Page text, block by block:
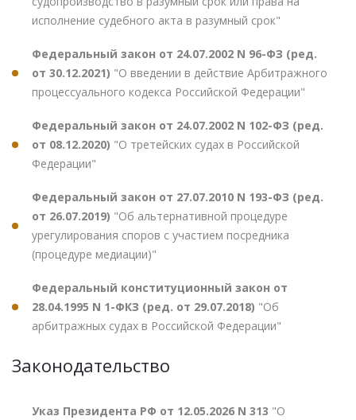
исполнение судебного акта в разумный срок"
Федеральный закон от 24.07.2002 N 96-ФЗ (ред.
от 30.12.2021) "О введении в действие Арбитражного
процессуального кодекса Российской Федерации"
Федеральный закон от 24.07.2002 N 102-ФЗ (ред.
от 08.12.2020) "О третейских судах в Российской
Федерации"
Федеральный закон от 27.07.2010 N 193-ФЗ (ред.
от 26.07.2019) "Об альтернативной процедуре
урегулирования споров с участием посредника
(процедуре медиации)"
Федеральный конституционный закон от
28.04.1995 N 1-ФКЗ (ред. от 29.07.2018) "Об
арбитражных судах в Российской Федерации"
Законодательство
Указ Президента РФ от 12.05.2026 N 313 "О